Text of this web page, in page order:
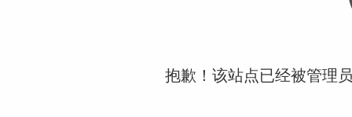
抱歉！该站点已经被管理